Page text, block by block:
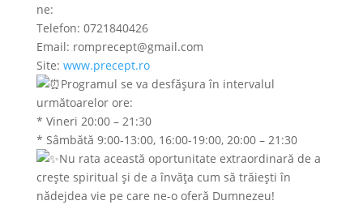
ne:
Telefon: 0721840426
Email: romprecept@gmail.com
Site: www.precept.ro
Programul se va desfășura în intervalul
următoarelor ore:
* Vineri 20:00 – 21:30
* Sâmbătă 9:00-13:00, 16:00-19:00, 20:00 – 21:30
Nu rata această oportunitate extraordinară de a
crește spiritual și de a învăța cum să trăiești în
nădejdea vie pe care ne-o oferă Dumnezeu!